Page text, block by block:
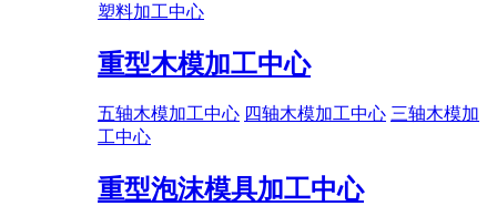
塑料加工中心
重型木模加工中心
五轴木模加工中心 四轴木模加工中心 三轴木模加
工中心
重型泡沫模具加工中心